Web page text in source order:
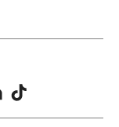
TikTok